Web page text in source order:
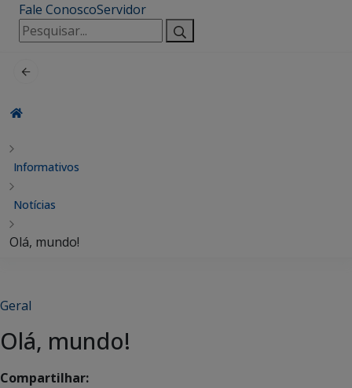
Fale ConoscoServidor
Pesquisar
por:
Informativos
Notícias
Olá, mundo!
Geral
Olá, mundo!
Compartilhar: